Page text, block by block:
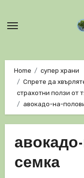
Home
супер храни
Спрете да
страхотни ползи от
авокадо-на-
семка